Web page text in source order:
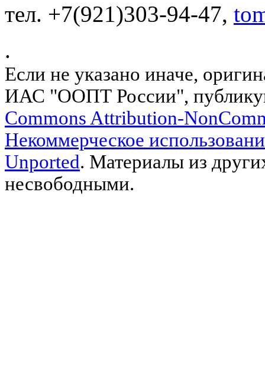
тел. +7(921)303-94-47,
.
Если не указано иначе,
ИАС "ООПТ России",
Commons Attribution-
Некоммерческое
Unported. Материалы из
несвободными.